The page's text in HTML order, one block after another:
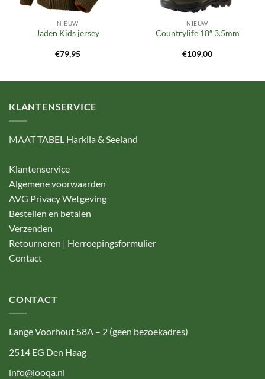
NIEUW
Jaden Kids jersey
€79,95
NIEUW
Countrylife 18″ 3.5mm
€109,00
KLANTENSERVICE
MAAT TABEL Harkila & Seeland
Klantenservice
Algemene voorwaarden
AVG Privacy Wetgeving
Bestellen en betalen
Verzenden
Retourneren | Herroepingsformulier
Contact
CONTACT
Lange Voorhout 58A – 2 (geen bezoekadres)
2514 EG Den Haag
info@looqa.nl